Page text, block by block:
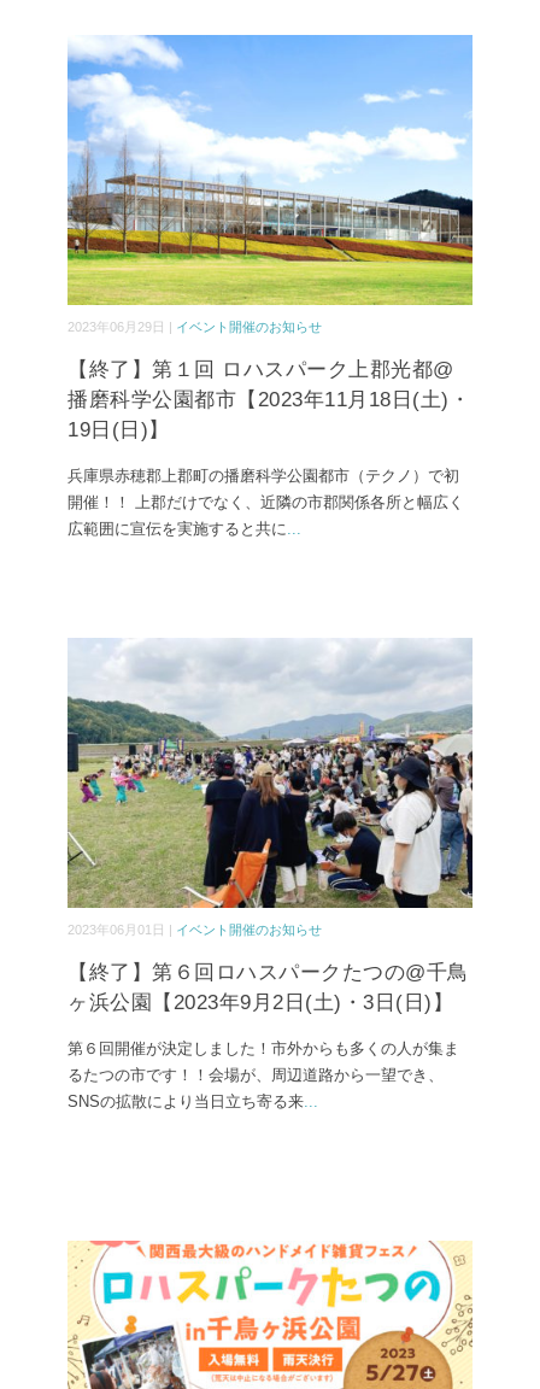
2023年06月29日 | イベント開催のお知らせ
【終了】第１回 ロハスパーク上郡光都@
播磨科学公園都市【2023年11月18日(土)・
19日(日)】
兵庫県赤穂郡上郡町の播磨科学公園都市（テクノ）で初
開催！！ 上郡だけでなく、近隣の市郡関係各所と幅広く
広範囲に宣伝を実施すると共に...
2023年06月01日 | イベント開催のお知らせ
【終了】第６回ロハスパークたつの@千鳥
ヶ浜公園【2023年9月2日(土)・3日(日)】
第６回開催が決定しました！市外からも多くの人が集ま
るたつの市です！！会場が、周辺道路から一望でき、
SNSの拡散により当日立ち寄る来...